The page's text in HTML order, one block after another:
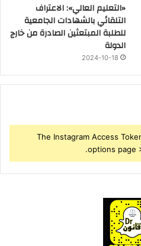
«التعليم العالي»: الاعتراف
التلقائي بالشهادات الجامعية
للطلبة المبتعثين الصادرة من خارج
الدولة
2024-10-18
The Instagram Access
options page